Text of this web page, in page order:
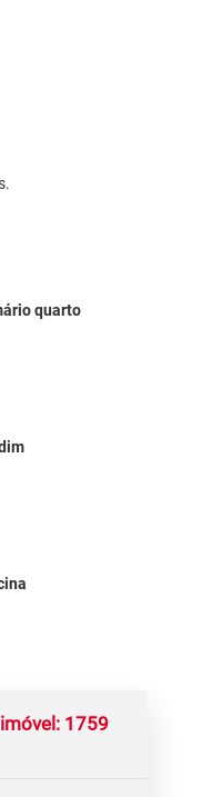
quarto
1759